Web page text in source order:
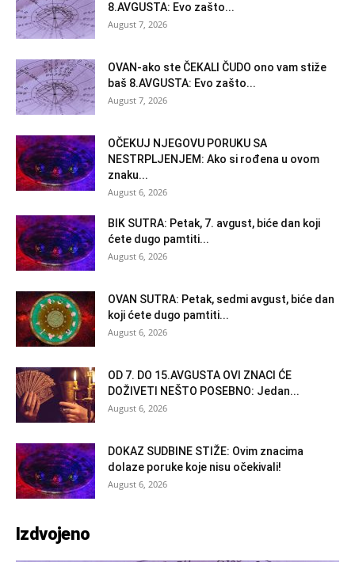
8.AVGUSTA: Evo zašto...
August 7, 2026
OVAN-ako ste ČEKALI ČUDO ono vam stiže
baš 8.AVGUSTA: Evo zašto...
August 7, 2026
OČEKUJ NJEGOVU PORUKU SA
NESTRPLJENJEM: Ako si rođena u ovom
znaku...
August 6, 2026
BIK SUTRA: Petak, 7. avgust, biće dan koji
ćete dugo pamtiti...
August 6, 2026
OVAN SUTRA: Petak, sedmi avgust, biće dan
koji ćete dugo pamtiti...
August 6, 2026
OD 7. DO 15.AVGUSTA OVI ZNACI ĆE
DOŽIVETI NEŠTO POSEBNO: Jedan...
August 6, 2026
DOKAZ SUDBINE STIŽE: Ovim znacima
dolaze poruke koje nisu očekivali!
August 6, 2026
Izdvojeno